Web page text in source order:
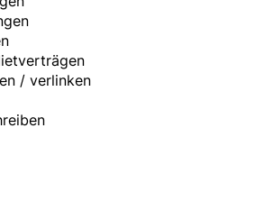
/ verlinken